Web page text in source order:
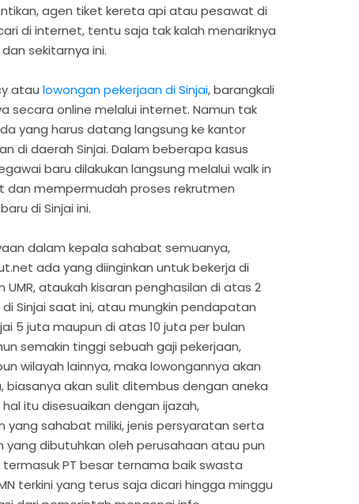
agen tiket kereta api atau pesawat di
di internet, tentu saja tak kalah menariknya
sekitarnya ini.
atau lowongan pekerjaan di Sinjai, barangkali
secara online melalui internet. Namun tak
yang harus datang langsung ke kantor
di daerah Sinjai. Dalam beberapa kasus
baru dilakukan langsung melalui walk in
mempermudah proses rekrutmen
di Sinjai ini.
dalam kepala sahabat semuanya,
ada yang diinginkan untuk bekerja di
UMR, ataukah kisaran penghasilan di atas 2
Sinjai saat ini, atau mungkin pendapatan
5 juta maupun di atas 10 juta per bulan
semakin tinggi sebuah gaji pekerjaan,
wilayah lainnya, maka lowongannya akan
biasanya akan sulit ditembus dengan aneka
itu disesuaikan dengan ijazah,
sahabat miliki, jenis persyaratan serta
yang dibutuhkan oleh perusahaan atau pun
PT besar ternama baik swasta
terkini yang terus saja dicari hingga minggu